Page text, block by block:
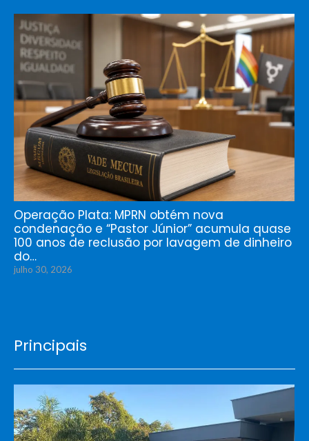
Operação Plata: MPRN obtém nova
condenação e “Pastor Júnior” acumula quase
100 anos de reclusão por lavagem de dinheiro
do…
julho 30, 2026
Principais